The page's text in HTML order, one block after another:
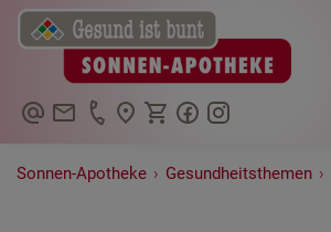
+493929227134
Sonnen-Apotheke › Gesundheitsthemen ›